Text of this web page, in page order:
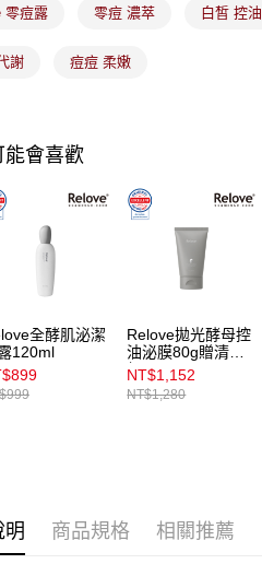
零痘露 零痘 濃萃 白皙 控油
謝 痘痘 柔嫩
能會喜歡
全酵肌泌潔
120ml
Relove拋光酵母控
油泌膜80g贈清潔
組
NT$1,152
NT$1,280
明 商品規格 相關推薦